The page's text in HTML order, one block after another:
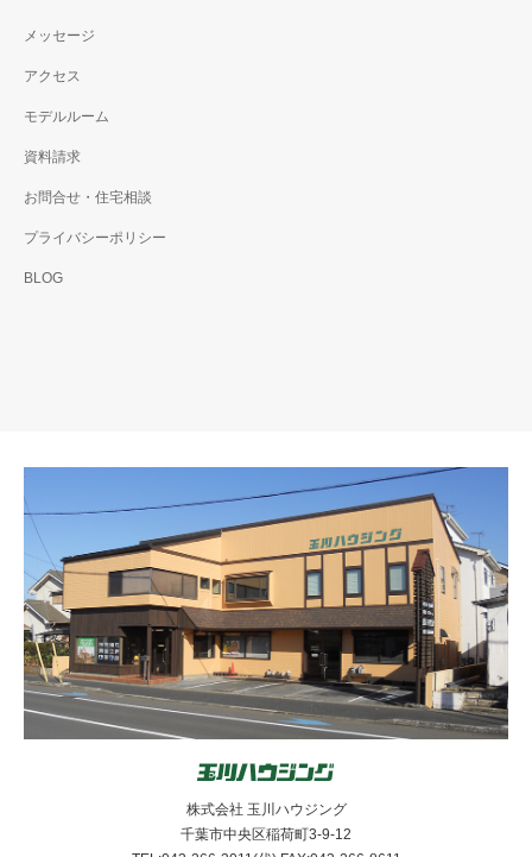
メッセージ
アクセス
モデルルーム
資料請求
お問合せ・住宅相談
プライバシーポリシー
BLOG
株式会社 玉川ハウジング
千葉市中央区稲荷町3-9-12